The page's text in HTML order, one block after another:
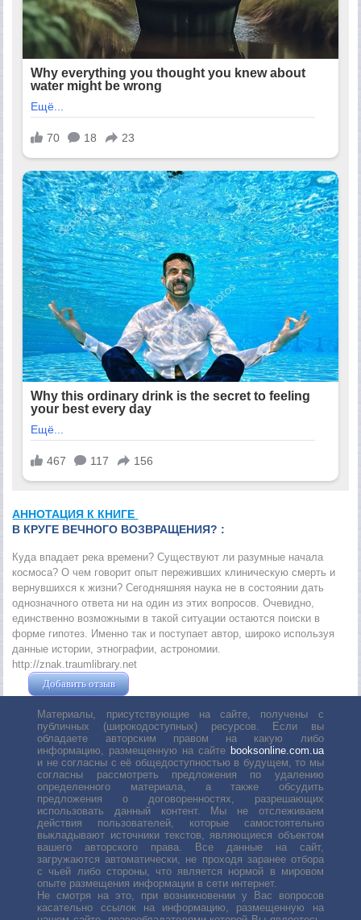
АННОТАЦИЯ К КНИГЕ
В КРУГЕ ВЕЧНОГО ВОЗВРАЩЕНИЯ? :
Куда впадает река времени? Существуют ли разумные начала
космоса? О чем говорит опыт переживших клиническую смерть и
вернувшихся к жизни? Сегодняшняя наука не в состоянии дать
однозначного ответа ни на один из этих вопросов. Очевидно,
единственно возможными в такой ситуации остаются поиски в
форме гипотез. Именно так и поступает автор, широко используя
данные истории, этнографии, астрономии.
http://znak.traumlibrary.net
Добавить отзыв
Материалы, присутствующие на сайте, получены с
публичных (широкодоступных) ресурсов. Если вы
обладаете авторским правом на какую либо
информацию, размещенную на сайте booksonline.com.ua
и не согласны с её общедоступностью в будущем, то мы
согласны рассмотреть предложения по удалению
определенного материала, а также обсудить
предложения о договоренностях, разрешающих
использовать данный контент. Мы не отслеживаем
действия пользователей, которые самостоятельно
выкладывают источники текстов, являющиеся объектом
вашего авторского права. Все данные на сайт,
загружаются автоматически, не проходя заранее отбора
с чьей либо стороны, что является нормой в мировом
опыте размещения информации в сети интернет.
Не смотря на это, при возникновении у Вас вопросов
касательно ссылок на информацию, размещенную на